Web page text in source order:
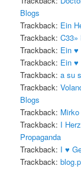
Blogs
Trackback: Ein
Trackback:C33»
Trackback: Ein ♥
Trackback: Ein ♥
Trackback:a su
Trackback:
Blogs
Trackback:
Trackback: I
Propaganda
Trackback: I ♥
Trackback: